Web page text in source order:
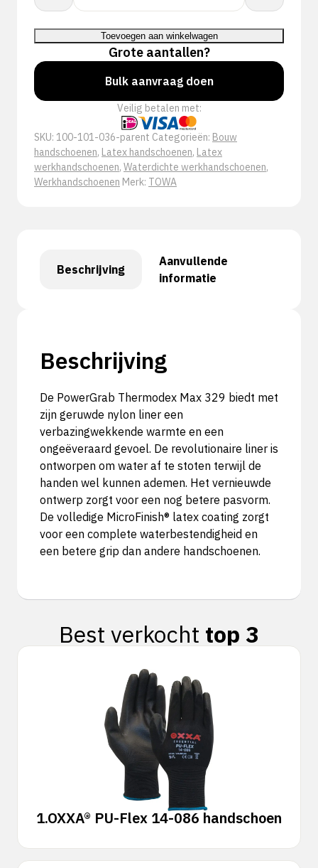
Thermodex
Max
329
aantal
Toevoegen aan winkelwagen
Grote aantallen?
Bulk aanvraag doen
Veilig betalen met:
SKU: 100-101-036-parent Categorieën: Bouw
handschoenen, Latex handschoenen, Latex
werkhandschoenen, Waterdichte werkhandschoenen,
Werkhandschoenen Merk: TOWA
Beschrijving
Aanvullende
informatie
Beschrijving
De PowerGrab Thermodex Max 329 biedt met
zijn geruwde nylon liner een
verbazingwekkende warmte en een
ongeëveraard gevoel. De revolutionaire liner is
ontworpen om water af te stoten terwijl de
handen wel kunnen ademen. Het vernieuwde
ontwerp zorgt voor een nog betere pasvorm.
De volledige MicroFinish® latex coating zorgt
voor een complete waterbestendigheid en
een betere grip dan andere handschoenen.
Best verkocht top 3
1.OXXA® PU-Flex 14-086 handschoen